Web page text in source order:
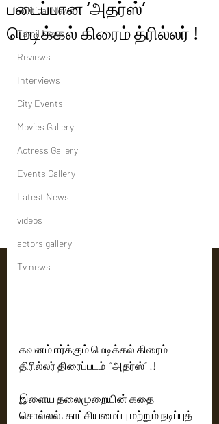
Political News
Tamil News
Reviews
Interviews
City Events
Movies Gallery
Actress Gallery
Events Gallery
Latest News
videos
actors gallery
Tv news
படைப்பான ‘அதர்ஸ்’
மெடிக்கல் கிரைம் த்ரில்லர் !
கவனம் ஈர்க்கும் மெடிக்கல் கிரைம்
திரில்லர் திரைப்படம்  “அதர்ஸ்“ !!
இளைய தலைமுறையின் கதை
சொல்லல், காட்சியமைப்பு மற்றும் நடிப்புத்